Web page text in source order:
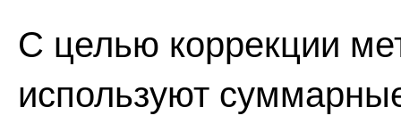
С целью коррекции
используют